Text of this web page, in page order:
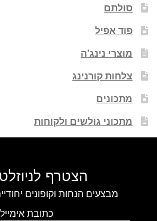
סולתם
פוד אפיל
מוצרי נינג'ה
צלחות קורנינג
מתכונים
מתכוני גולשים ולקוחות
הצטרף
מבצעים הנחות וקופונים
כתובת